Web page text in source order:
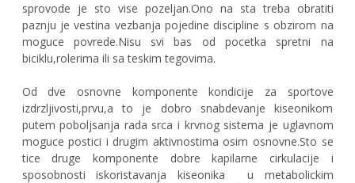
sprovode je sto vise pozeljan.Ono na sta treba obratiti
paznju je vestina vezbanja pojedine discipline s obzirom na
moguce povrede.Nisu svi bas od pocetka spretni na
biciklu,rolerima ili sa teskim tegovima.
Od dve osnovne komponente kondicije za sportove
izdrzljivosti,prvu,a to je dobro snabdevanje kiseonikom
putem poboljsanja rada srca i krvnog sistema je uglavnom
moguce postici i drugim aktivnostima osim osnovne.Sto se
tice druge komponente dobre kapilarne cirkulacije i
sposobnosti iskoristavanja kiseonika
u metabolickim